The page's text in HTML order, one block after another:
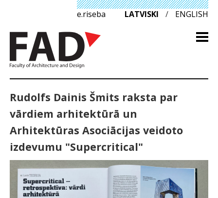
e.riseba LATVISKI / ENGLISH
Rudolfs Dainis Šmits raksta par
vārdiem arhitektūrā un
Arhitektūras Asociācijas veidoto
izdevumu "Supercritical"